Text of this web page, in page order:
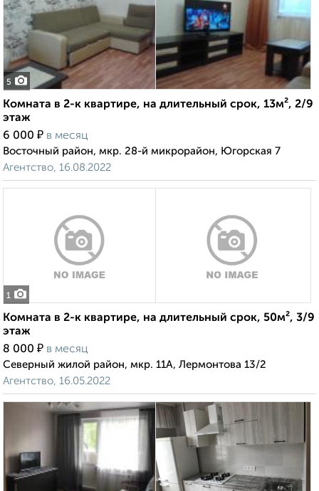
5
Комната в 2-к квартире, на длительный срок, 13м², 2/9
этаж
6 000 ₽ в месяц
Восточный район, мкр. 28-й микрорайон, Югорская 7
Агентство, 16.08.2022
1
Комната в 2-к квартире, на длительный срок, 50м², 3/9
этаж
8 000 ₽ в месяц
Северный жилой район, мкр. 11А, Лермонтова 13/2
Агентство, 16.05.2022